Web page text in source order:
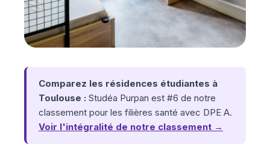
Comparez les résidences étudiantes à
Toulouse : Studéa Purpan est #6 de notre
classement pour les filières santé avec DPE A.
Voir l'intégralité de notre classement →